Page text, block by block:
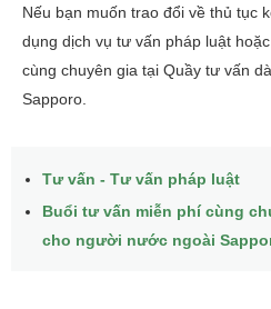
Nếu bạn muốn trao đổi ​​về thủ tục
dụng dịch vụ tư vấn pháp luật
cùng chuyên gia tại Quầy tư vấn
Sapporo.
Tư vấn - Tư vấn pháp luật
Buổi tư vấn miễn phí cùng
cho người nước ngoài